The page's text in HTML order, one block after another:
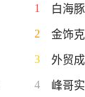
1 白海
2 金饰
3 外贸
4 峰哥